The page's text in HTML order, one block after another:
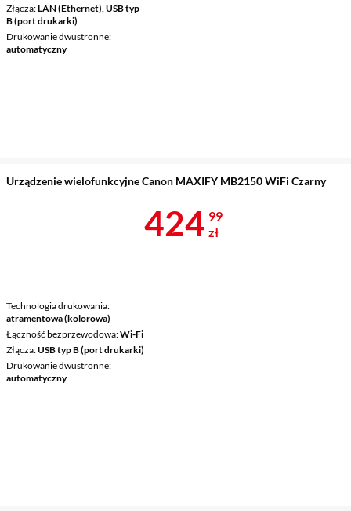
Złącza LAN (Ethernet), USB typ
B (port drukarki)
Drukowanie dwustronne
automatyczny
Urządzenie wielofunkcyjne Canon MAXIFY MB2150 WiFi Czarny
Technologia drukowania
atramentowa (kolorowa)
Łączność bezprzewodowa Wi-Fi
Złącza USB typ B (port drukarki)
Drukowanie dwustronne
automatyczny
Cena 424,99
424 99
zł